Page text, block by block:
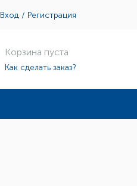
Вход / Регистрация
Корзина пуста
Как сделать заказ?